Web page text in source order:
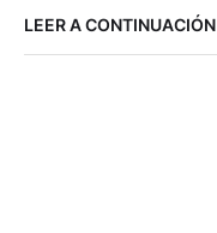
LEER A CONTINUACIÓN